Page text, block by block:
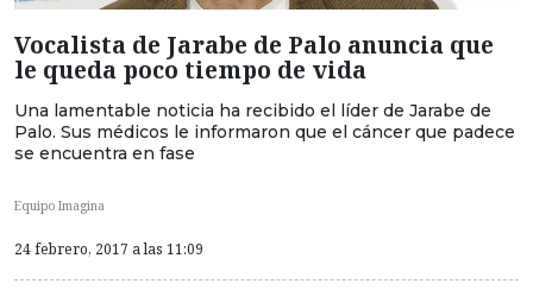
Vocalista de Jarabe de Palo anuncia que
le queda poco tiempo de vida
Una lamentable noticia ha recibido el líder de Jarabe de
Palo. Sus médicos le informaron que el cáncer que padece
se encuentra en fase
Equipo Imagina
24 febrero, 2017 a las 11:09